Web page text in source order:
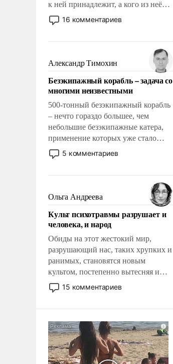
к ней принадлежит, а кого из неё
исключили с правом
восстановления и без оного. И чем
казалось, что эти вопросы решены
раз и навсегда, но – нет, не решены.
16 комментариев
Александр Тимохин
Безэкипажный корабль – задача со
многими неизвестными
500-тонный безэкипажный корабль
– нечто гораздо большее, чем
небольшие безэкипажные катера,
применение которых уже стало
обыденностью. Задача по созданию
такого корабля очень сложна и
реализация радикально поднимет
наши боевые возможности.
5 комментариев
Ольга Андреева
Культ психотравмы разрушает и
человека, и народ
Обиды на этот жестокий мир,
разрушающий нас, таких хрупких и
ранимых, становятся новым
культом, постепенно вытесняя и
отменяя традиционное требование к
человеку – быть мужественным и
слабым, идти вперед и
адаптироваться.
15 комментариев